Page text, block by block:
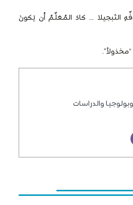
التَبجيلا … كادَ المُعَلِّمُ أَن يَكونَ
والدراسات